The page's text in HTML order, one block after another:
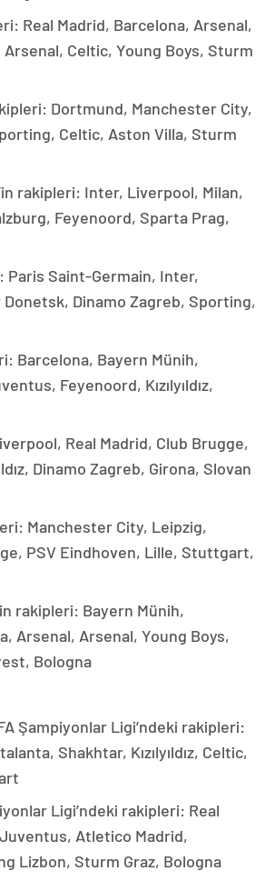
Real Madrid, Barcelona, Arsenal,
Celtic, Young Boys, Sturm
Dortmund, Manchester City,
Celtic, Aston Villa, Sturm
rakipleri: Inter, Liverpool, Milan,
Feyenoord, Sparta Prag,
Paris Saint-Germain, Inter,
Dinamo Zagreb, Sporting,
Barcelona, Bayern Münih,
Feyenoord, Kızılyıldız,
Real Madrid, Club Brugge,
Dinamo Zagreb, Girona, Slovan
Manchester City, Leipzig,
PSV Eindhoven, Lille, Stuttgart,
rakipleri: Bayern Münih,
Arsenal, Arsenal, Young Boys,
Bologna
Şampiyonlar Ligi’ndeki rakipleri:
Shakhtar, Kızılyıldız, Celtic,
Ligi’ndeki rakipleri: Real
Atletico Madrid,
Lizbon, Sturm Graz, Bologna